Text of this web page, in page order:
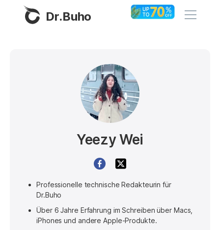
Dr.Buho
BuhoLaunchpad
Über uns
Unterstützung
Yeezy Wei
Professionelle technische Redakteurin für
Dr.Buho
Über 6 Jahre Erfahrung im Schreiben über Macs,
iPhones und andere Apple-Produkte.